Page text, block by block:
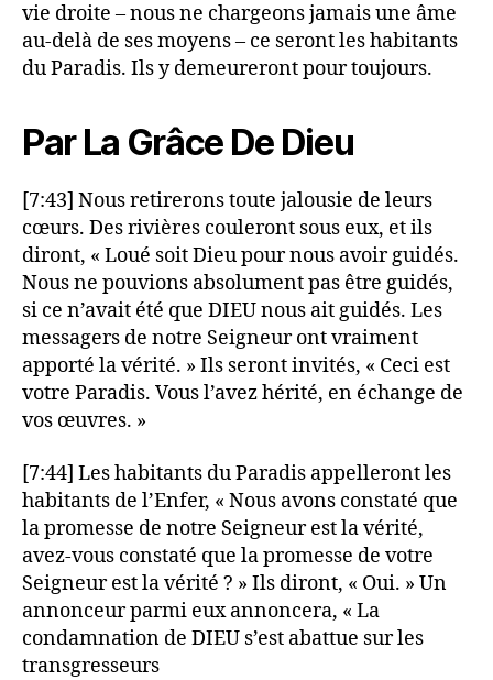
vie droite – nous ne chargeons jamais une âme
au-delà de ses moyens – ce seront les habitants
du Paradis. Ils y demeureront pour toujours.
Par La Grâce De Dieu
[7:43] Nous retirerons toute jalousie de leurs
cœurs. Des rivières couleront sous eux, et ils
diront, « Loué soit Dieu pour nous avoir guidés.
Nous ne pouvions absolument pas être guidés,
si ce n’avait été que DIEU nous ait guidés. Les
messagers de notre Seigneur ont vraiment
apporté la vérité. » Ils seront invités, « Ceci est
votre Paradis. Vous l’avez hérité, en échange de
vos œuvres. »
[7:44] Les habitants du Paradis appelleront les
habitants de l’Enfer, « Nous avons constaté que
la promesse de notre Seigneur est la vérité,
avez-vous constaté que la promesse de votre
Seigneur est la vérité ? » Ils diront, « Oui. » Un
annonceur parmi eux annoncera, « La
condamnation de DIEU s’est abattue sur les
transgresseurs